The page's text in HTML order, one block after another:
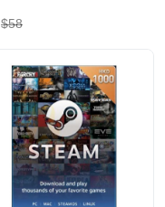
$58